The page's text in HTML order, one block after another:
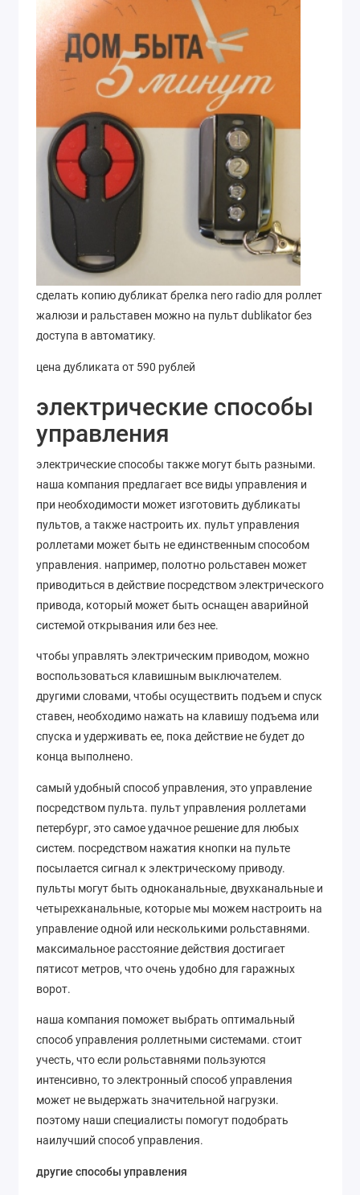
сделать копию дубликат брелка nero radio для роллет
жалюзи и ральставен можно на пульт dublikator без
доступа в автоматику.
цена дубликата от 590 рублей
электрические способы
управления
электрические способы также могут быть разными.
наша компания предлагает все виды управления и
при необходимости может изготовить дубликаты
пультов, а также настроить их. пульт управления
роллетами может быть не единственным способом
управления. например, полотно рольставен может
приводиться в действие посредством электрического
привода, который может быть оснащен аварийной
системой открывания или без нее.
чтобы управлять электрическим приводом, можно
воспользоваться клавишным выключателем.
другими словами, чтобы осуществить подъем и спуск
ставен, необходимо нажать на клавишу подъема или
спуска и удерживать ее, пока действие не будет до
конца выполнено.
самый удобный способ управления, это управление
посредством пульта. пульт управления роллетами
петербург, это самое удачное решение для любых
систем. посредством нажатия кнопки на пульте
посылается сигнал к электрическому приводу.
пульты могут быть одноканальные, двухканальные и
четырехканальные, которые мы можем настроить на
управление одной или несколькими рольставнями.
максимальное расстояние действия достигает
пятисот метров, что очень удобно для гаражных
ворот.
наша компания поможет выбрать оптимальный
способ управления роллетными системами. стоит
учесть, что если рольставнями пользуются
интенсивно, то электронный способ управления
может не выдержать значительной нагрузки.
поэтому наши специалисты помогут подобрать
наилучший способ управления.
другие способы управления